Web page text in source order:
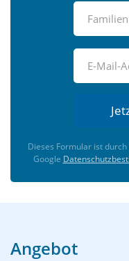
Dieses Formular ist
Google
Angebot